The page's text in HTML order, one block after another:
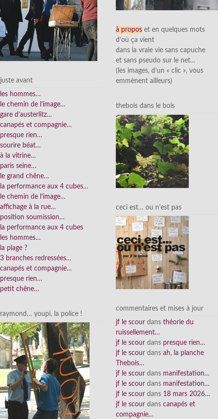
juste avant
les hommes…
le chemin de l’image…
gare d’austerlitz…
canapés et compagnie…
presque rien…
sourire béat…
à la vitrine…
paris seine…
le grand chêne…
la performance aux 4 cubes…
le chemin de l’image…
affichage à la rue…
position soumission…
la performance aux 4 cubes
les hommes…
la plage ?
3 branches redressées…
canapés et compagnie…
presque rien…
petit chêne…
raymond… youpi, la police !
à propos et en quelques mots
d’où ça vient
dans la vraie vie sans capuche
et sans pseudo sur le net…
(les images, d’un « clic », vous
emmènent ailleurs)
thebois dans le bois
ceci est… ou n’est pas
commentaires et mises à jour
jf le scour dans théorie du
ruissellement…
jf le scour dans presque rien…
jf le scour dans ah, la planche
Thebois…
jf le scour dans manifestation…
jf le scour dans manifestation…
jf le scour dans 18 mars 2026…
jf le scour dans canapés et
compagnie…